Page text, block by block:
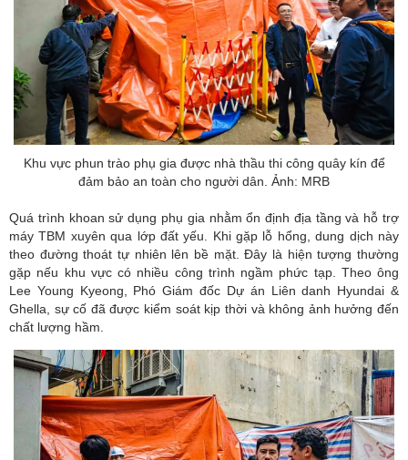
Khu vực phun trào phụ gia được nhà thầu thi công quây kín để
đảm bảo an toàn cho người dân. Ảnh: MRB
Quá trình khoan sử dụng phụ gia nhằm ổn định địa tầng và hỗ trợ
máy TBM xuyên qua lớp đất yếu. Khi gặp lỗ hổng, dung dịch này
theo đường thoát tự nhiên lên bề mặt. Đây là hiện tượng thường
gặp nếu khu vực có nhiều công trình ngầm phức tạp. Theo ông
Lee Young Kyeong, Phó Giám đốc Dự án Liên danh Hyundai &
Ghella, sự cố đã được kiểm soát kịp thời và không ảnh hưởng đến
chất lượng hầm.